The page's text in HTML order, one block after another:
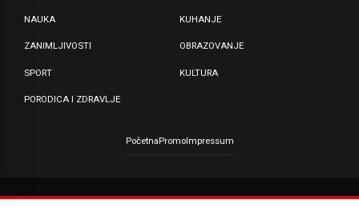
NAUKA KUHANJE
ZANIMLJIVOSTI OBRAZOVANJE
SPORT KULTURA
PORODICA I ZDRAVLJE
PočetnaPromoImpressum